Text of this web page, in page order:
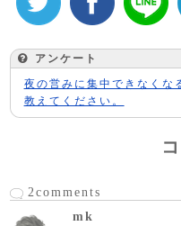
アンケート
夜の営みに集中できなくな
教えてください。
2comments
mk